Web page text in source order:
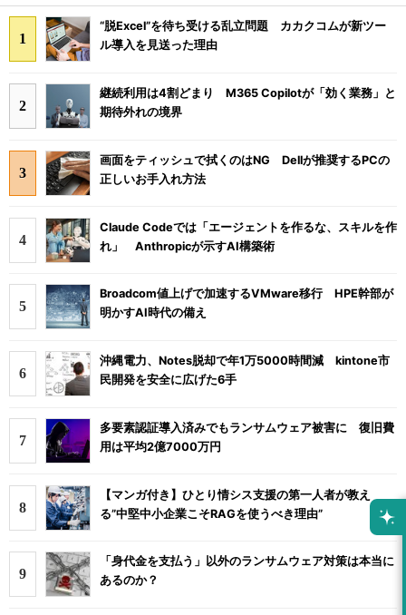
“脱Excel”を待ち受ける乱立問題 カカクコムが新ツー
ル導入を見送った理由
継続利用は4割どまり M365 Copilotが「効く業務」と
期待外れの境界
画面をティッシュで拭くのはNG Dellが推奨するPCの
正しいお手入れ方法
Claude Codeでは「エージェントを作るな、スキルを作
れ」 Anthropicが示すAI構築術
Broadcom値上げで加速するVMware移行 HPE幹部が
明かすAI時代の備え
沖縄電力、Notes脱却で年1万5000時間減 kintone市
民開発を安全に広げた6手
多要素認証導入済みでもランサムウェア被害に 復旧費
用は平均2億7000万円
【マンガ付き】ひとり情シス支援の第一人者が教え
る”中堅中小企業こそRAGを使うべき理由”
「身代金を支払う」以外のランサムウェア対策は本当に
あるのか？